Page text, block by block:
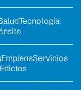
Tecnología
EmpleosServicios
Edictos